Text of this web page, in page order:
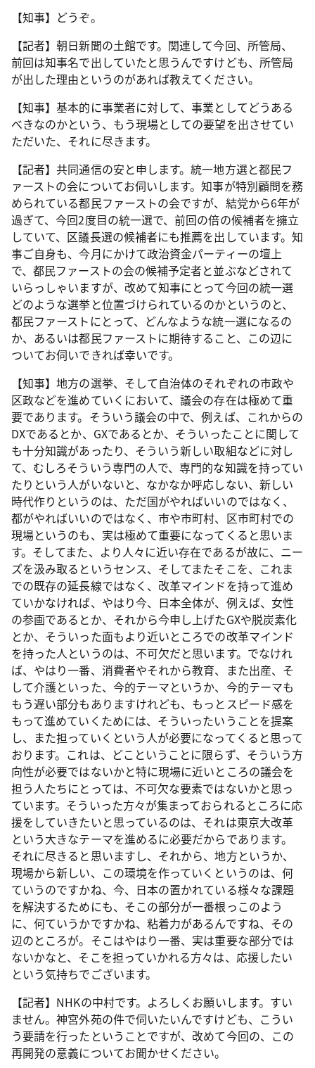
【知事】どうぞ。
【記者】朝日新聞の土館です。関連して今回、所管局、
前回は知事名で出していたと思うんですけども、所管局
が出した理由というのがあれば教えてください。
【知事】基本的に事業者に対して、事業としてどうある
べきなのかという、もう現場としての要望を出させてい
ただいた、それに尽きます。
【記者】共同通信の安と申します。統一地方選と都民フ
ァーストの会についてお伺いします。知事が特別顧問を務
められている都民ファーストの会ですが、結党から6年が
過ぎて、今回2度目の統一選で、前回の倍の候補者を擁立
していて、区議長選の候補者にも推薦を出しています。知
事ご自身も、今月にかけて政治資金パーティーの壇上
で、都民ファーストの会の候補予定者と並ぶなどされて
いらっしゃいますが、改めて知事にとって今回の統一選
どのような選挙と位置づけられているのかというのと、
都民ファーストにとって、どんなような統一選になるの
か、あるいは都民ファーストに期待すること、この辺に
ついてお伺いできれば幸いです。
【知事】地方の選挙、そして自治体のそれぞれの市政や
区政などを進めていくにおいて、議会の存在は極めて重
要であります。そういう議会の中で、例えば、これからの
DXであるとか、GXであるとか、そういったことに関して
も十分知識があったり、そういう新しい取組などに対し
て、むしろそういう専門の人で、専門的な知識を持ってい
たりという人がいないと、なかなか呼応しない、新しい
時代作りというのは、ただ国がやればいいのではなく、
都がやればいいのではなく、市や市町村、区市町村での
現場というのも、実は極めて重要になってくると思いま
す。そしてまた、より人々に近い存在であるが故に、ニー
ズを汲み取るというセンス、そしてまたそこを、これま
での既存の延長線ではなく、改革マインドを持って進め
ていかなければ、やはり今、日本全体が、例えば、女性
の参画であるとか、それから今申し上げたGXや脱炭素化
とか、そういった面もより近いところでの改革マインド
を持った人というのは、不可欠だと思います。でなけれ
ば、やはり一番、消費者やそれから教育、また出産、そ
して介護といった、今的テーマというか、今的テーマも
もう遅い部分もありますけれども、もっとスピード感を
もって進めていくためには、そういったいうことを提案
し、また担っていくという人が必要になってくると思って
おります。これは、どこということに限らず、そういう方
向性が必要ではないかと特に現場に近いところの議会を
担う人たちにとっては、不可欠な要素ではないかと思っ
ています。そういった方々が集まっておられるところに応
援をしていきたいと思っているのは、それは東京大改革
という大きなテーマを進めるに必要だからであります。
それに尽きると思いますし、それから、地方というか、
現場から新しい、この環境を作っていくというのは、何
ていうのですかね、今、日本の置かれている様々な課題
を解決するためにも、そこの部分が一番根っこのよう
に、何ていうかですかね、粘着力があるんですね、その
辺のところが。そこはやはり一番、実は重要な部分では
ないかなと、そこを担っていかれる方々は、応援したい
という気持ちでございます。
【記者】NHKの中村です。よろしくお願いします。すい
ません。神宮外苑の件で伺いたいんですけども、こうい
う要請を行ったということですが、改めて今回の、この
再開発の意義についてお聞かせください。